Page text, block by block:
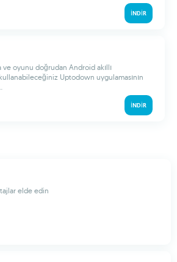
İNDIR
oyunu doğrudan Android akıllı
Uptodown uygulamasının
İNDIR
elde edin